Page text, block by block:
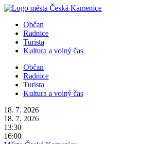
Přejít
obsahuObčan
Radnice
Turista
Kultura a volný čas
Občan
Radnice
Turista
Kultura a volný čas
18. 7. 2026
18. 7. 2026
13:30
16:00